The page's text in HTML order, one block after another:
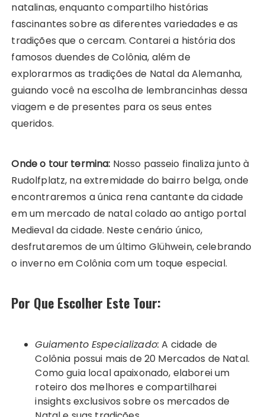
natalinas, enquanto compartilho histórias
fascinantes sobre as diferentes variedades e as
tradições que o cercam. Contarei a história dos
famosos duendes de Colônia, além de
explorarmos as tradições de Natal da Alemanha,
guiando você na escolha de lembrancinhas dessa
viagem e de presentes para os seus entes
queridos.
Onde o tour termina: Nosso passeio finaliza junto à
Rudolfplatz, na extremidade do bairro belga, onde
encontraremos a única rena cantante da cidade
em um mercado de natal colado ao antigo portal
Medieval da cidade. Neste cenário único,
desfrutaremos de um último Glühwein, celebrando
o inverno em Colônia com um toque especial.
Por Que Escolher Este Tour:
Guiamento Especializado: A cidade de
Colônia possui mais de 20 Mercados de Natal.
Como guia local apaixonado, elaborei um
roteiro dos melhores e compartilharei
insights exclusivos sobre os mercados de